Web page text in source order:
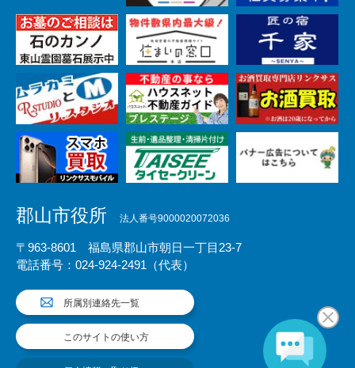
郡山市役所 法人番号9000020072036
〒963-8601 福島県郡山市朝日一丁目23-7
電話番号：024-924-2491（代表）
所属別連絡先一覧
このサイトの使い方